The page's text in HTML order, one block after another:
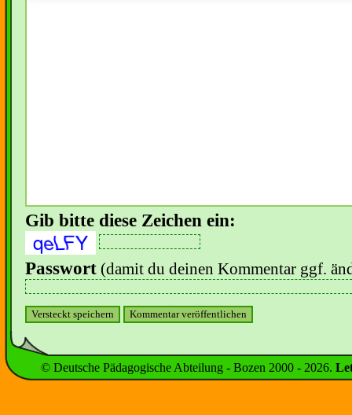
Gib bitte diese Zeichen ein:
Passwort (damit du deinen Kommentar ggf.
© Deutsche Pädagogische Abteilung - Bozen 2000 - 2026.